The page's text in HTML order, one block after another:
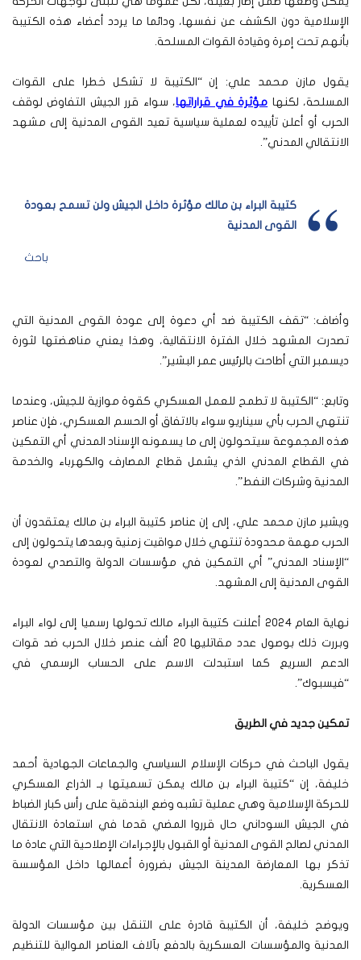
الإسلامية دون الكشف عن نفسها، ودائما ما يردد أعضاء هذه الكتيبة
بأنهم تحت إمرة وقيادة القوات المسلحة.
يقول مازن محمد علي: إن “الكتيبة لا تشكل خطرا على القوات
المسلحة، لكنها مؤثرة في قراراتها، سواء قرر الجيش التفاوض لوقف
الحرب أو أعلن تأييده لعملية سياسية تعيد القوى المدنية إلى مشهد
الانتقالي المدني”.
كتيبة البراء بن مالك مؤثرة داخل الجيش ولن تسمح بعودة
القوى المدنية
باحث
وأضاف: “تقف الكتيبة ضد أي دعوة إلى عودة القوى المدنية التي
تصدرت المشهد خلال الفترة الانتقالية، وهذا يعني مناهضتها لثورة
ديسمبر التي أطاحت بالرئيس عمر البشير”.
وتابع: “الكتيبة لا تطمح للعمل العسكري كقوة موازية للجيش، وعندما
تنتهي الحرب بأي سيناريو سواء بالاتفاق أو الحسم العسكري، فإن عناصر
هذه المجموعة سيتحولون إلى ما يسمونه الإسناد المدني أي التمكين
في القطاع المدني الذي يشمل قطاع المصارف والكهرباء والخدمة
المدنية وشركات النفط”.
ويشير مازن محمد علي، إلى إن عناصر كتيبة البراء بن مالك يعتقدون أن
الحرب مهمة محدودة تنتهي خلال مواقيت زمنية وبعدها يتحولون إلى
“الإسناد المدني” أي التمكين في مؤسسات الدولة والتصدي لعودة
القوى المدنية إلى المشهد.
نهاية العام 2024 أعلنت كتيبة البراء مالك تحولها رسميا إلى لواء البراء
وبررت ذلك بوصول عدد مقاتليها 20 ألف عنصر خلال الحرب ضد قوات
الدعم السريع كما استبدلت الاسم على الحساب الرسمي في
“فيسبوك”.
تمكين جديد في الطريق
يقول الباحث في حركات الإسلام السياسي والجماعات الجهادية أحمد
خليفة، إن “كتيبة البراء بن مالك يمكن تسميتها بـ الذراع العسكري
للحركة الإسلامية وهي عملية تشبه وضع البندقية على رأس كبار الضباط
في الجيش السوداني حال قرروا المضي قدما في استعادة الانتقال
المدني لصالح القوى المدنية أو القبول بالإجراءات الإصلاحية التي عادة ما
تذكر بها المعارضة المدينة الجيش بضرورة أعمالها داخل المؤسسة
العسكرية.
ويوضح خليفة، أن الكتيبة قادرة على التنقل بين مؤسسات الدولة
المدنية والمؤسسات العسكرية بالدفع بآلاف العناصر الموالية للتنظيم